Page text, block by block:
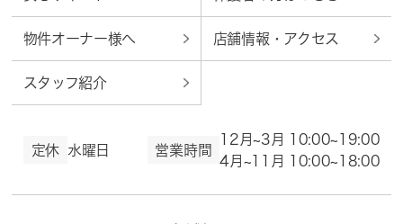
物件オーナー様へ 店舗情報・アクセス
スタッフ紹介
定休 水曜日 営業時間
12月~3月 10:00~19:00
4月~11月 10:00~18:00